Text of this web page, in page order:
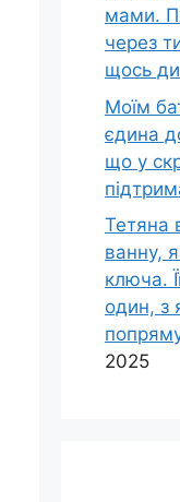
мами.
через
щось
Моїм
єдина
що у
Тетяна
ванну,
ключа.
один, з
2025